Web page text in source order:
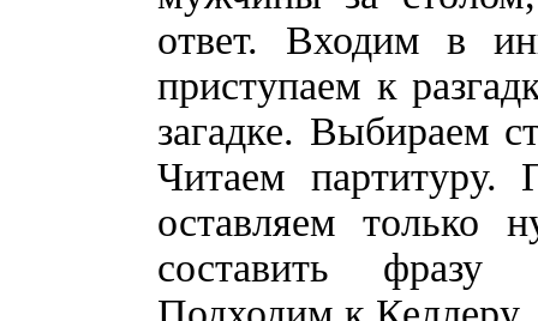
ответ. Входим в
приступаем к
загадке. Выбираем
Читаем партитуру.
оставляем только
составить